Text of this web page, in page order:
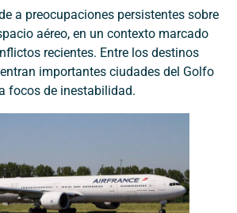
a preocupaciones persistentes sobre
aéreo, en un contexto marcado
recientes. Entre los destinos
importantes ciudades del Golfo
focos de inestabilidad.